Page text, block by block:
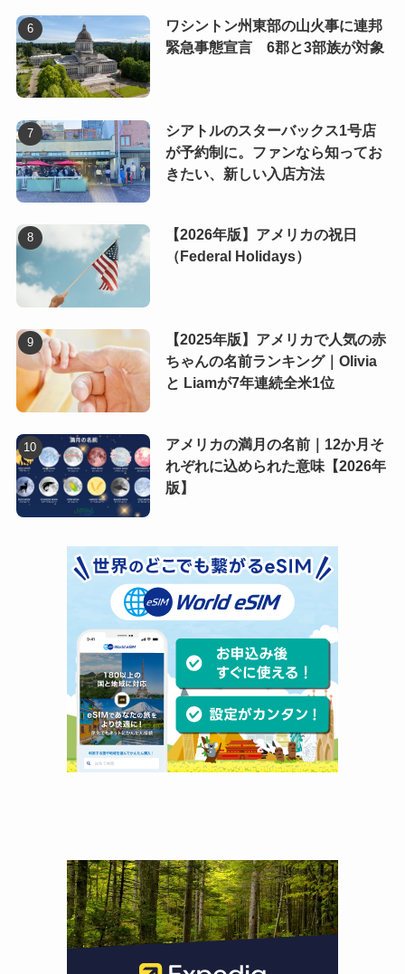
ワシントン州東部の山火事に連邦
緊急事態宣言 6郡と3部族が対象
シアトルのスターバックス1号店
が予約制に。ファンなら知ってお
きたい、新しい入店方法
【2026年版】アメリカの祝日
（Federal Holidays）
【2025年版】アメリカで人気の赤
ちゃんの名前ランキング｜Olivia
と Liamが7年連続全米1位
アメリカの満月の名前｜12か月そ
れぞれに込められた意味【2026年
版】